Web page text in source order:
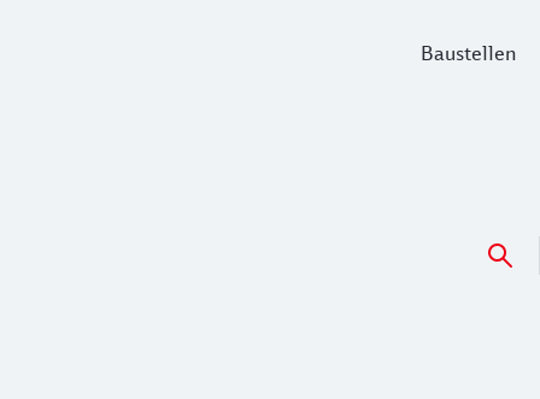
Baustellen